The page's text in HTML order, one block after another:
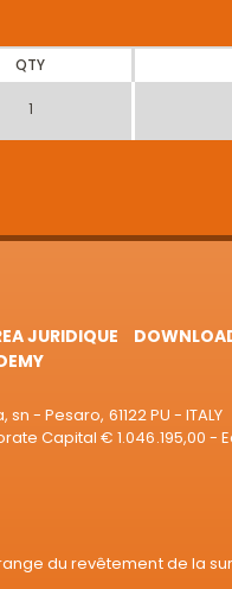
QTY
1
JURIDIQUE
- Pesaro, 61122 PU - ITALY
Capital € 1.046.195,00 -
orange du revêtement de